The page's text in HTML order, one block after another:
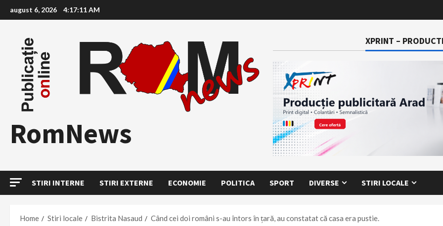
to
august 6, 2026 4:17:12 AM
RomNews
XPRINT –
STIRI INTERNE STIRI EXTERNE ECONOMIE POLITICA SPORT DIVERSE STIRI LOCALE
Home Stiri locale Bistrita Nasaud Când cei doi români s-au întors în țară, au constatat că casa era pustie.